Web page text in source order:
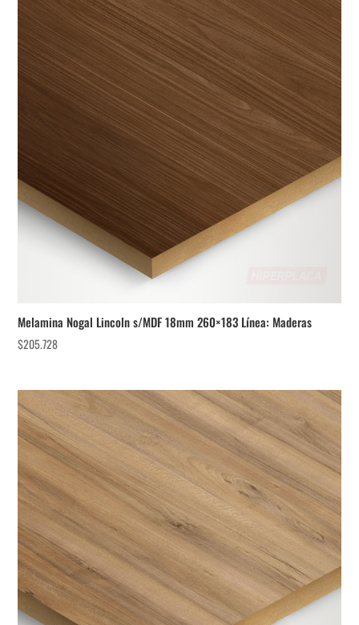
Melamina Nogal Lincoln s/MDF 18mm 260×183 Línea: Maderas
$205.728